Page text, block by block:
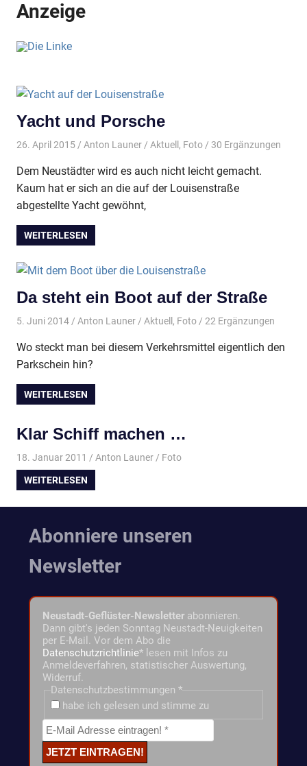
Anzeige
Yacht und Porsche
26. April 2015 Anton Launer Aktuell , Foto/ 30 Ergänzungen
Dem Neustädter wird es auch nicht leicht gemacht.
Kaum hat er sich an die auf der Louisenstraße
abgestellte Yacht gewöhnt,
WEITERLESEN
Da steht ein Boot auf der Straße
5. Juni 2014 Anton Launer Aktuell , Foto/ 22 Ergänzungen
Wo steckt man bei diesem Verkehrsmittel eigentlich den
Parkschein hin?
WEITERLESEN
Klar Schiff machen …
18. Januar 2011 Anton Launer Foto
WEITERLESEN
Abonniere unseren
Newsletter
Neustadt-Geflüster-Newsletter abonnieren.
Dann gibt's jeden Sonntag Neustadt-Neuigkeiten
per E-Mail. Vor dem Abo die
Datenschutzrichtlinie* lesen mit Infos zu
Anmeldeverfahren, statistischer Auswertung,
Widerruf.
Datenschutzbestimmungen *
habe ich gelesen und stimme zu